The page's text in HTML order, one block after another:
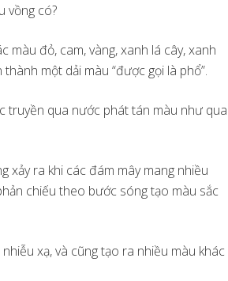
vồng có?
màu đỏ, cam, vàng, xanh lá cây, xanh
một dải màu “được gọi là phổ”.
truyền qua nước phát tán màu như qua
xảy ra khi các đám mây mang nhiều
chiếu theo bước sóng tạo màu sắc
xạ, và cũng tạo ra nhiều màu khác